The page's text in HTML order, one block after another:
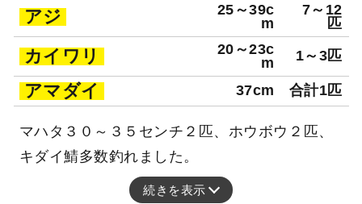
アジ
25～39c
m
7～12
匹
カイワリ
20～23c
m
1～3匹
アマダイ 37cm 合計1匹
マハタ３０～３５センチ２匹、ホウボウ２匹、
キダイ鯖多数釣れました。
続きを表示